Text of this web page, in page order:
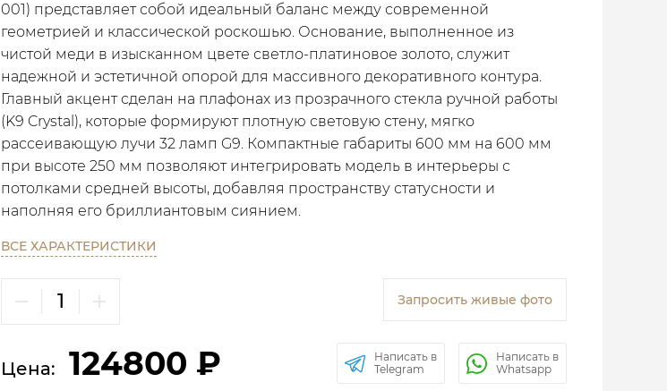
001) представляет собой идеальный баланс между современной
геометрией и классической роскошью. Основание, выполненное из
чистой меди в изысканном цвете светло-платиновое золото, служит
надежной и эстетичной опорой для массивного декоративного контура.
Главный акцент сделан на плафонах из прозрачного стекла ручной работы
(K9 Crystal), которые формируют плотную световую стену, мягко
рассеивающую лучи 32 ламп G9. Компактные габариты 600 мм на 600 мм
при высоте 250 мм позволяют интегрировать модель в интерьеры с
потолками средней высоты, добавляя пространству статусности и
наполняя его бриллиантовым сиянием.
ВСЕ ХАРАКТЕРИСТИКИ
Запросить живые фото
Цена: 124800 ₽
Написать в
Telegram
Написать в
Whatsapp